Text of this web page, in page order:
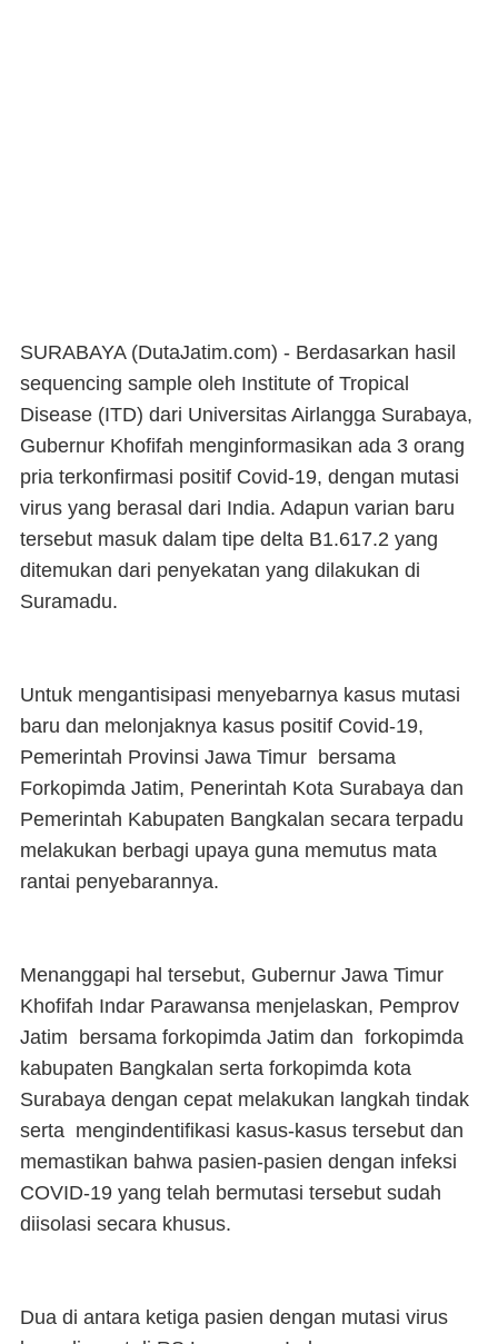
SURABAYA (DutaJatim.com) - Berdasarkan hasil
sequencing sample oleh Institute of Tropical
Disease (ITD) dari Universitas Airlangga Surabaya,
Gubernur Khofifah menginformasikan ada 3 orang
pria terkonfirmasi positif Covid-19, dengan mutasi
virus yang berasal dari India. Adapun varian baru
tersebut masuk dalam tipe delta B1.617.2 yang
ditemukan dari penyekatan yang dilakukan di
Suramadu.
Untuk mengantisipasi menyebarnya kasus mutasi
baru dan melonjaknya kasus positif Covid-19,
Pemerintah Provinsi Jawa Timur bersama
Forkopimda Jatim, Penerintah Kota Surabaya dan
Pemerintah Kabupaten Bangkalan secara terpadu
melakukan berbagi upaya guna memutus mata
rantai penyebarannya.
Menanggapi hal tersebut, Gubernur Jawa Timur
Khofifah Indar Parawansa menjelaskan, Pemprov
Jatim bersama forkopimda Jatim dan forkopimda
kabupaten Bangkalan serta forkopimda kota
Surabaya dengan cepat melakukan langkah tindak
serta mengindentifikasi kasus-kasus tersebut dan
memastikan bahwa pasien-pasien dengan infeksi
COVID-19 yang telah bermutasi tersebut sudah
diisolasi secara khusus.
Dua di antara ketiga pasien dengan mutasi virus